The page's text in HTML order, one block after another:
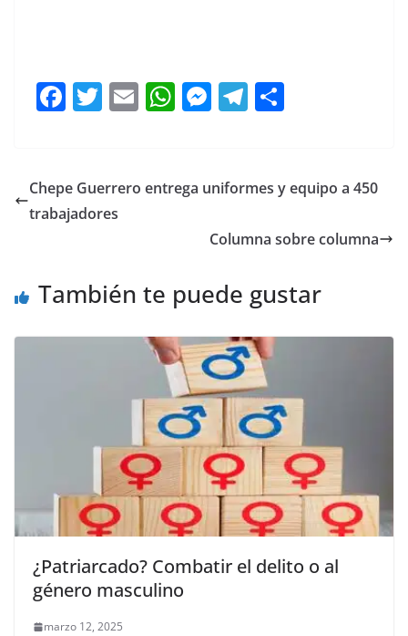
F
e
b
k
T
er
E
l
W
s
M
e
g
T
gr
m
p
tir
Chepe Guerrero entrega uniformes y equipo a 450
trabajadores
Columna sobre columna
También te puede gustar
¿Patriarcado? Combatir el delito o al
género masculino
marzo 12, 2025